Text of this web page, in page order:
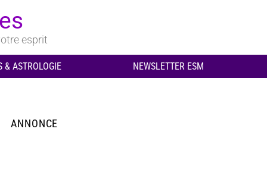
esprit
& ASTROLOGIE NEWSLETTER ESM
ANNONCE